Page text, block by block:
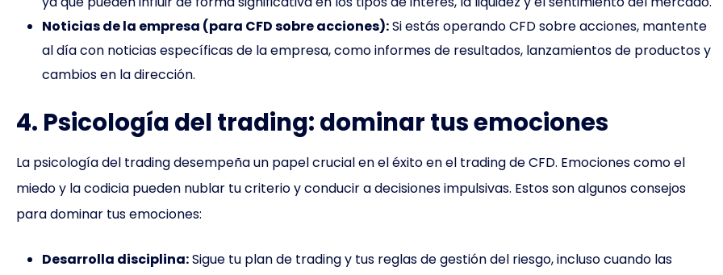
Noticias de la empresa (para CFD sobre acciones):Si estás operando CFD sobre acciones, mantente
al día con noticias específicas de la empresa, como informes de resultados, lanzamientos de productos y
cambios en la dirección.
4. Psicología del trading: dominar tus emociones
La psicología del trading desempeña un papel crucial en el éxito en el trading de CFD. Emociones como el
miedo y la codicia pueden nublar tu criterio y conducir a decisiones impulsivas. Estos son algunos consejos
para dominar tus emociones:
Desarrolla disciplina:Sigue tu plan de trading y tus reglas de gestión del riesgo, incluso cuando las